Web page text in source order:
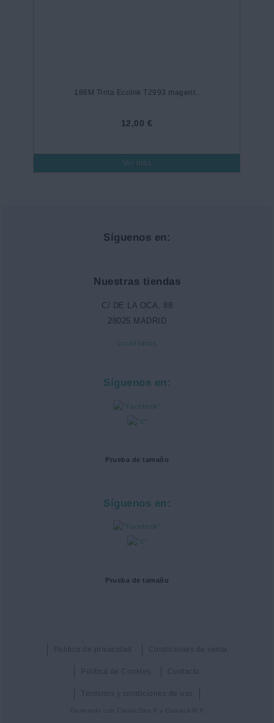
188M Tinta EcoInk T2993 magent..
12,00 €
Ver más
Síguenos en:
Nuestras tiendas
C/ DE LA OCA, 88
28025 MADRID
Localízanos
Síguenos en:
Prueba de tamaño
Síguenos en:
Prueba de tamaño
Política de privacidad Condiciones de venta
Política de Cookies Contacto
Términos y condiciones de uso